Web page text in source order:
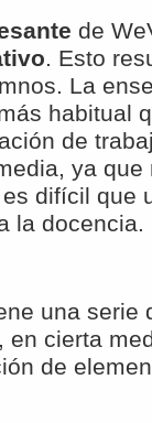
de
. Esto
La
habitual
de
ya que
difícil que
la docencia.
una serie
en cierta
de